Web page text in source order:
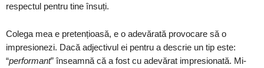
respectul pentru tine însuți.
Colega mea e pretențioasă, e o adevărată provocare să o
impresionezi. Dacă adjectivul ei pentru a descrie un tip este:
“performant” înseamnă că a fost cu adevărat impresionată. Mi-